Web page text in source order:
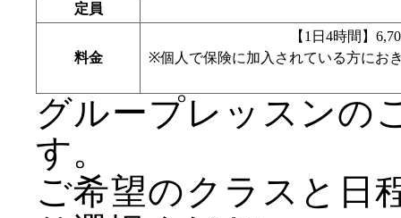
定員
料金
【1日4時間】
※個人で保険に加入されている方にお
グループレッスンの
す。
ご希望のクラスと日